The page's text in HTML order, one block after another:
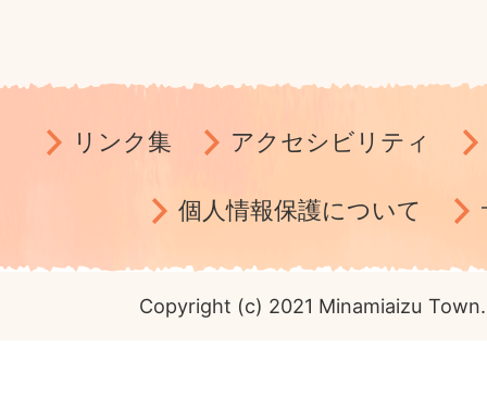
リンク集 アクセシビリティ
個人情報保護について
Copyright (c) 2021 Minamiaizu